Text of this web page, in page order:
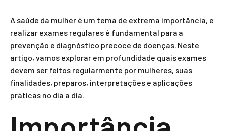
A saúde da mulher é um tema de extrema importância, e
realizar exames regulares é fundamental para a
prevenção e diagnóstico precoce de doenças. Neste
artigo, vamos explorar em profundidade quais exames
devem ser feitos regularmente por mulheres, suas
finalidades, preparos, interpretações e aplicações
práticas no dia a dia.